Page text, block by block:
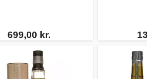
699,00 kr.